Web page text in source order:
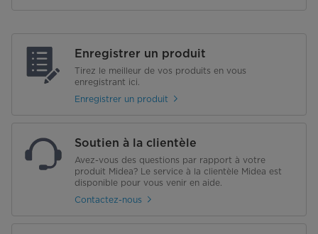
Enregistrer un produit
Tirez le meilleur de vos produits en vous
enregistrant ici.
Enregistrer un produit
Soutien à la clientèle
Avez-vous des questions par rapport à votre
produit Midea? Le service à la clientèle Midea est
disponible pour vous venir en aide.
Contactez-nous